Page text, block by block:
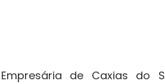
de Caxias do